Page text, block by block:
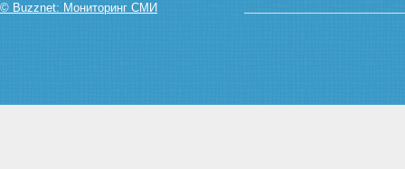
© Buzznet: Мониторинг СМИ